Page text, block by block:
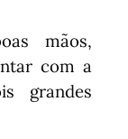
mãos,
com a
grandes